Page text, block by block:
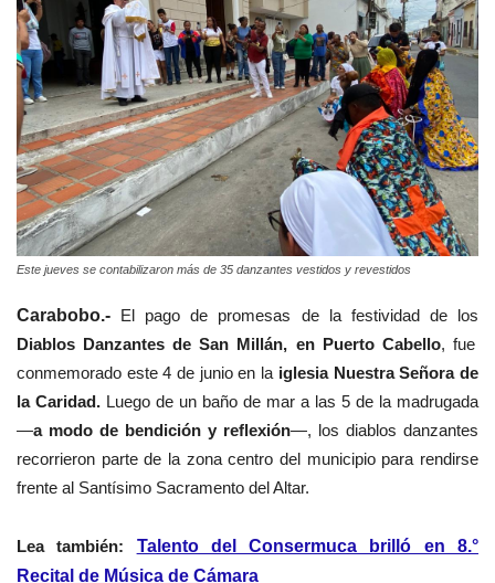
Este jueves se contabilizaron más de 35 danzantes vestidos y revestidos
Carabobo.- El pago de promesas de la festividad de los
Diablos Danzantes de San Millán, en Puerto Cabello, fue
conmemorado este 4 de junio en la iglesia Nuestra Señora de
la Caridad. Luego de un baño de mar a las 5 de la madrugada
—a modo de bendición y reflexión—, los diablos danzantes
recorrieron parte de la zona centro del municipio para rendirse
frente al Santísimo Sacramento del Altar.
Lea también: Talento del Consermuca brilló en 8.°
Recital de Música de Cámara